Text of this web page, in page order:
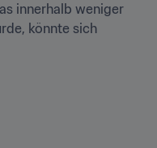
innerhalb weniger
könnte sich